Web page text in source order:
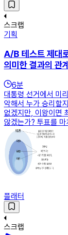
스크랩
기획
A/B 테스트 제대
의미한 결과의 관계
6분
대통령 선거에서 미
악해서 누가 승리할
없겠지만, 이왕이면
않겠는가? 투표를
플래터
스크랩